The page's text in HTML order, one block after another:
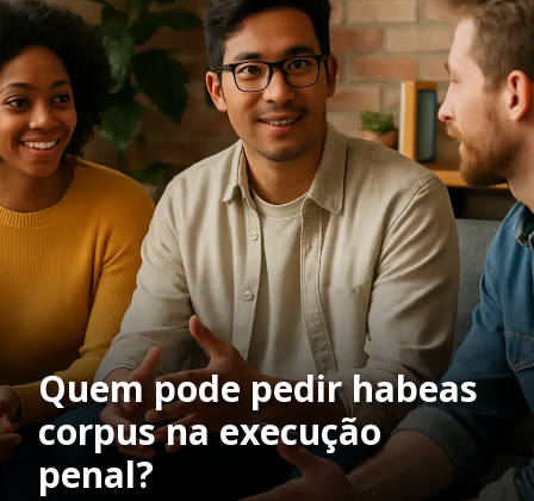
Quem pode pedir habeas
corpus na execução
penal?